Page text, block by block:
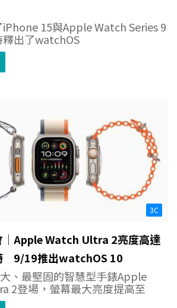
15與Apple Watch Series 9
出了watchOS
3C
│Apple Watch Ultra 2亮度高達
9/19推出watchOS 10
、最堅固的智慧型手錶Apple
2登場，螢幕最大亮度提高至